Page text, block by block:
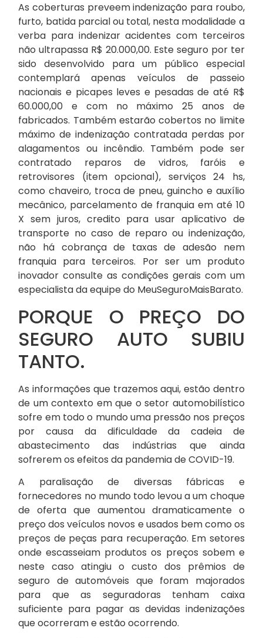
As coberturas preveem indenização para roubo,
furto, batida parcial ou total, nesta modalidade a
verba para indenizar acidentes com terceiros
não ultrapassa R$ 20.000,00. Este seguro por ter
sido desenvolvido para um público especial
contemplará apenas veículos de passeio
nacionais e picapes leves e pesadas de até R$
60.000,00 e com no máximo 25 anos de
fabricados. Também estarão cobertos no limite
máximo de indenização contratada perdas por
alagamentos ou incêndio. Também pode ser
contratado reparos de vidros, faróis e
retrovisores (item opcional), serviços 24 hs,
como chaveiro, troca de pneu, guincho e auxílio
mecânico, parcelamento de franquia em até 10
X sem juros, credito para usar aplicativo de
transporte no caso de reparo ou indenização,
não há cobrança de taxas de adesão nem
franquia para terceiros. Por ser um produto
inovador consulte as condições gerais com um
especialista da equipe do MeuSeguroMaisBarato.
PORQUE O PREÇO DO
SEGURO AUTO SUBIU
TANTO.
As informações que trazemos aqui, estão dentro
de um contexto em que o setor automobilístico
sofre em todo o mundo uma pressão nos preços
por causa da dificuldade da cadeia de
abastecimento das indústrias que ainda
sofrerem os efeitos da pandemia de COVID-19.
A paralisação de diversas fábricas e
fornecedores no mundo todo levou a um choque
de oferta que aumentou dramaticamente o
preço dos veículos novos e usados bem como os
preços de peças para recuperação. Em setores
onde escasseiam produtos os preços sobem e
neste caso atingiu o custo dos prêmios de
seguro de automóveis que foram majorados
para que as seguradoras tenham caixa
suficiente para pagar as devidas indenizações
que ocorreram e estão ocorrendo.